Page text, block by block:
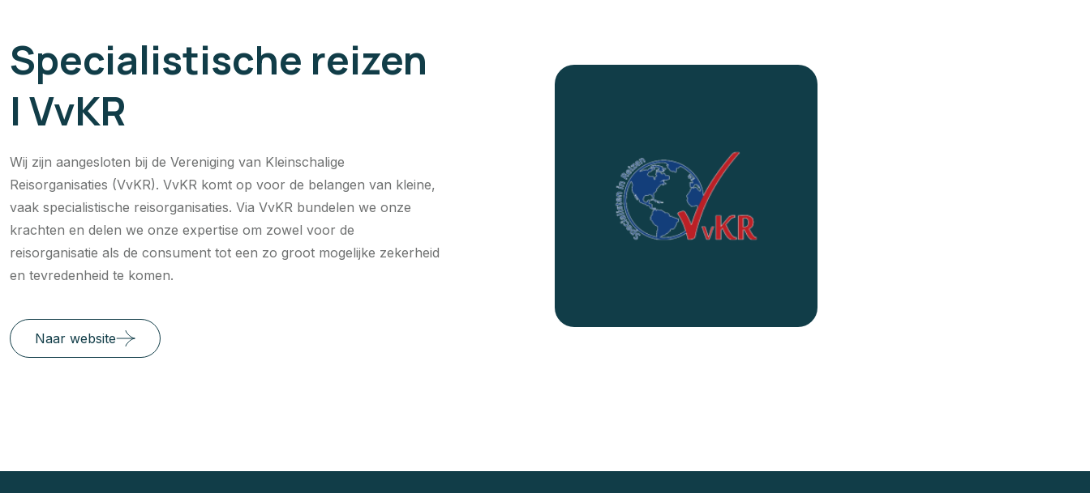
Specialistische reizen
| VvKR
Wij zijn aangesloten bij de Vereniging van Kleinschalige
Reisorganisaties (VvKR). VvKR komt op voor de belangen van kleine,
vaak specialistische reisorganisaties. Via VvKR bundelen we onze
krachten en delen we onze expertise om zowel voor de
reisorganisatie als de consument tot een zo groot mogelijke zekerheid
en tevredenheid te komen.
Naar website